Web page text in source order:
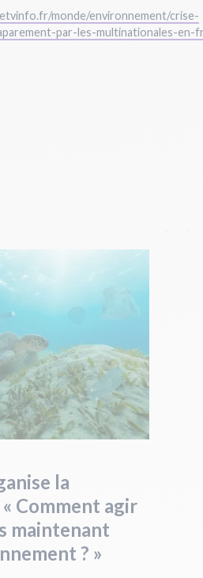
monde/environnement/crise-
par-les-multinationales-en-
la
Comment agir
maintenant
? »